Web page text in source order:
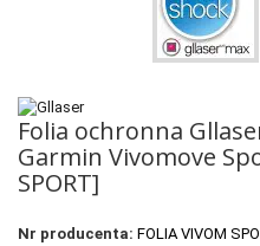
OBAKU DENMARK ZEGARKI
POLECANE PRODUKTY
PROMOCJE
OUTLET
WYPRZEDAŻ
Folia ochronna
Garmin Vivomove
SPORT]
Nr producenta: FOLIA VIVOM